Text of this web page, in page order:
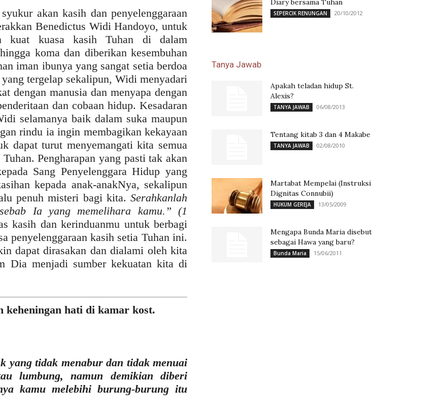
akan kasih dan penyelenggaraan
Benedictus Widi Handoyo, untuk
kuat kuasa kasih Tuhan di dalam
koma dan diberikan kesembuhan
iman ibunya yang sangat setia berdoa
tergelap sekalipun, Widi menyadari
dengan manusia dan menyapa dengan
dan cobaan hidup. Kesadaran
selamanya baik dalam suka maupun
rindu ia ingin membagikan kekayaan
dapat turut menyemangati kita semua
Pengharapan yang pasti tak akan
Sang Penyelenggara Hidup yang
kepada anak-anakNya, sekalipun
penuh misteri bagi kita. Serahkanlah
Ia yang memelihara kamu.” (1
kasih dan kerinduanmu untuk berbagi
penyelenggaraan kasih setia Tuhan ini.
dapat dirasakan dan dialami oleh kita
Dia menjadi sumber kekuatan kita di
keheningan hati di kamar kost.
yang tidak menabur dan tidak menuai
lumbung, namun demikian diberi
kamu melebihi burung-burung itu
Diary bersama Tuhan
SEPERCIK RENUNGAN 20/10/2012
Tanya Jawab
Apakah teladan hidup St.
Alexis?
TANYA JAWAB 06/08/2013
Tentang kitab 3 dan 4 Makabe
TANYA JAWAB 02/08/2010
Martabat Mempelai (Instruksi
Dignitas Connubii)
HUKUM GEREJA 13/05/2009
Mengapa Bunda Maria disebut
sebagai Hawa yang baru?
Bunda Maria 15/06/2011